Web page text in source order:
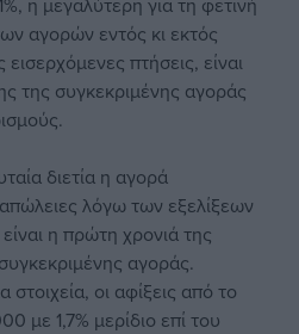
αγορών εντός κι εκτός
πτήσεις, είναι
της συγκεκριμένης αγοράς
διετία η αγορά
λόγω των εξελίξεων
η πρώτη χρονιά της
αγοράς.
οι αφίξεις από το
με 1,7% μερίδιο επί του